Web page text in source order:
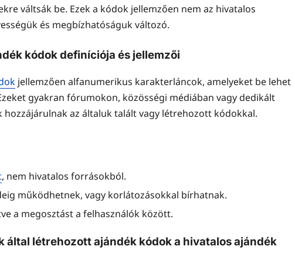
váltsák be. Ezek a kódok jellemzően nem az hivatalos
és megbízhatóságuk változó.
kódok definíciója és jellemzői
jellemzően alfanumerikus karakterláncok, amelyeket be lehet
gyakran fórumokon, közösségi médiában vagy dedikált
az általuk talált vagy létrehozott kódokkal.
, nem hivatalos forrásokból.
működhetnek, vagy korlátozásokkal bírhatnak.
a megosztást a felhasználók között.
által létrehozott ajándék kódok a hivatalos ajándék